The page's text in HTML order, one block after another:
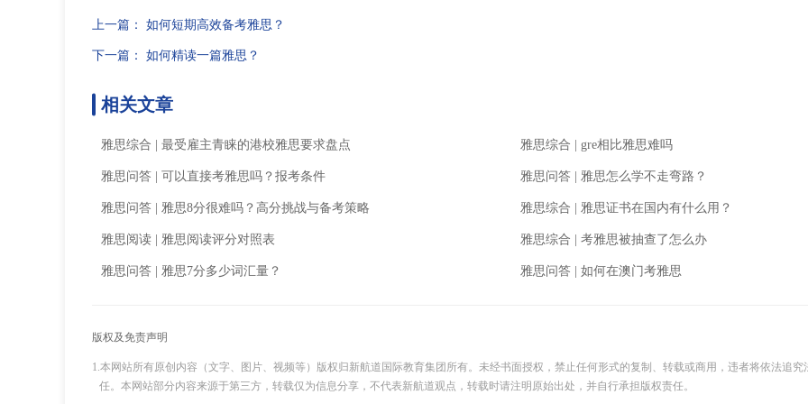
上一篇： 如何短期高效备考雅思？
下一篇： 如何精读一篇雅思？
相关文章
雅思综合 最受雇主青睐的港校雅思要求盘点 雅思综合 gre相比雅思难吗
雅思问答 可以直接考雅思吗？报考条件 雅思问答 雅思怎么学不走弯路？
雅思问答 雅思8分很难吗？高分挑战与备考策略 雅思综合 雅思证书在国内有什么用？
雅思阅读 雅思阅读评分对照表 雅思综合 考雅思被抽查了怎么办
雅思问答 雅思7分多少词汇量？ 雅思问答 如何在澳门考雅思
版权及免责声明
1.本网站所有原创内容（文字、图片、视频等）版权归新航道国际教育集团所有。未经书面授权，禁止任何形式的复制、转载或商用，违者将依法追究
任。本网站部分内容来源于第三方，转载仅为信息分享，不代表新航道观点，转载时请注明原始出处，并自行承担版权责任。